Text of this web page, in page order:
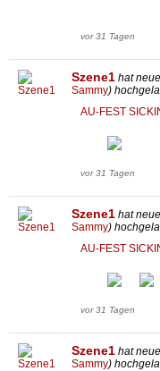
vor 31 Tagen
Szene1 hat
Sammy)
AU-FEST
vor 31 Tagen
Szene1 hat
Sammy)
AU-FEST
vor 31 Tagen
Szene1 hat
Sammy)